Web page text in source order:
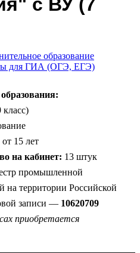
с ВУ (7
образование
для ГИА (ОГЭ, ЕГЭ)
от 15 лет
на кабинет: 13 штук
промышленной
на территории Российской
записи — 10620709
приобретается